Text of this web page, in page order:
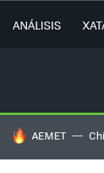
ANÁLISIS
HOY SE HABLA
AEMET